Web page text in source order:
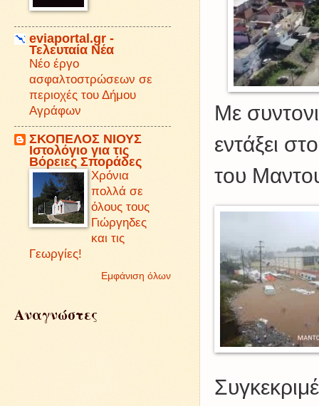
Με
εντάξει
του
eviaportal.gr -
Τελευταία Νέα
Νέο έργο
ασφαλτοστρώσεων σε
περιοχές του Δήμου
Αγράφων
ΣΚΟΠΕΛΟΣ ΝΙΟΥΣ
Iστολόγιο για τις
Βόρειες Σποράδες
Χρόνια
πολλά σε
όλους τους
Γιώργηδες
και τις
Γεωργίες!
Εμφάνιση όλων
Αναγνώστες